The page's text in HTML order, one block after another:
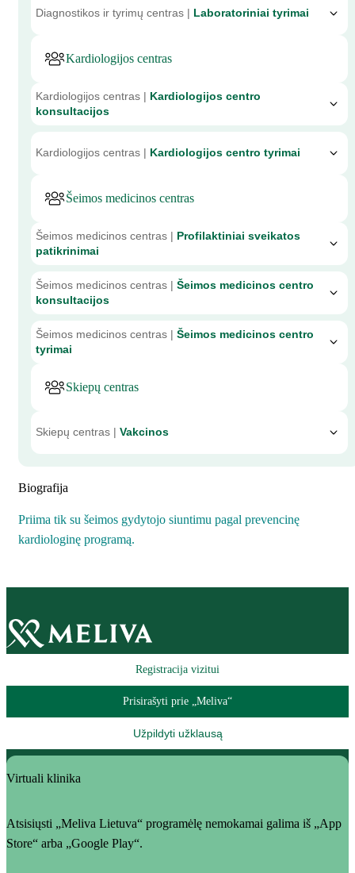
Diagnostikos ir tyrimų centras | Laboratoriniai tyrimai
Kardiologijos centras
Kardiologijos centras | Kardiologijos centro
konsultacijos
Kardiologijos centras | Kardiologijos centro tyrimai
Šeimos medicinos centras
Šeimos medicinos centras | Profilaktiniai sveikatos
patikrinimai
Šeimos medicinos centras | Šeimos medicinos centro
konsultacijos
Šeimos medicinos centras | Šeimos medicinos centro
tyrimai
Skiepų centras
Skiepų centras | Vakcinos
Biografija
Priima tik su šeimos gydytojo siuntimu pagal prevencinę
kardiologinę programą.
Registracija vizitui
Prisirašyti prie „Meliva“
Užpildyti užklausą
Virtuali klinika
Atsisiųsti „Meliva Lietuva“ programėlę nemokamai galima iš „App
Store“ arba „Google Play“.